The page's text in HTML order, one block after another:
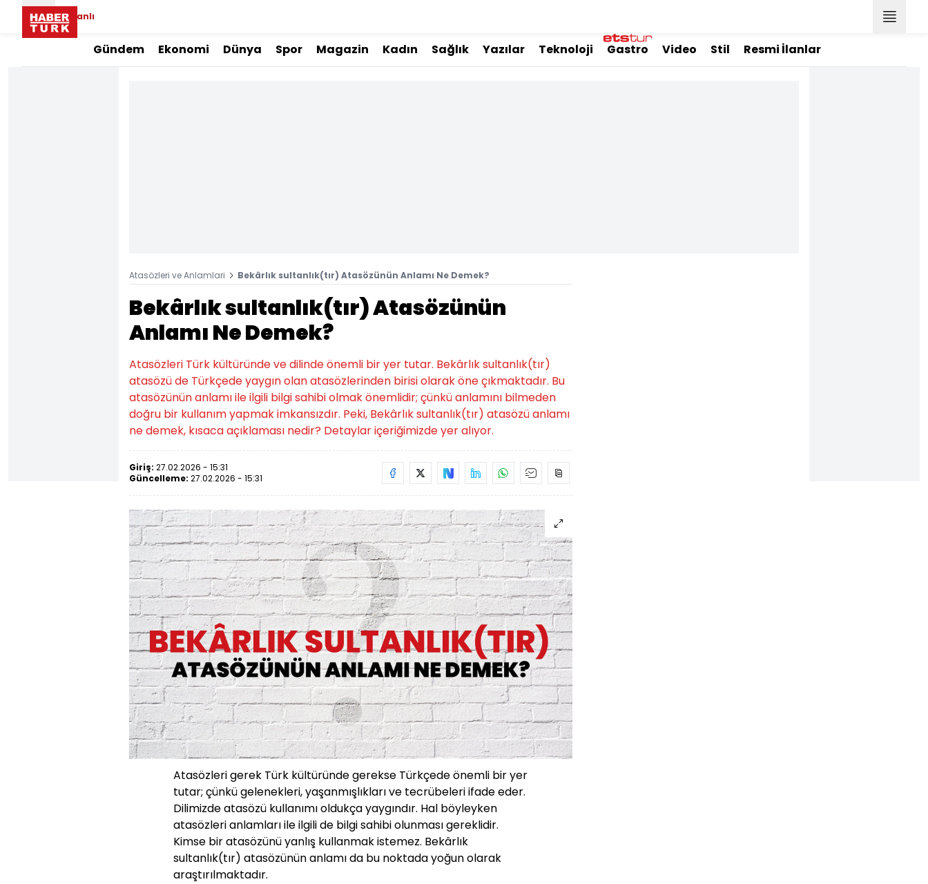
Canlı
Gündem Ekonomi Dünya Spor Magazin Kadın Sağlık Yazılar Teknoloji Gastro Video Stil Resmi İlanlar
Atasözleri ve Anlamlari Bekârlık sultanlık(tır) Atasözünün Anlamı Ne Demek?
Bekârlık sultanlık(tır) Atasözünün
Anlamı Ne Demek?
Atasözleri Türk kültüründe ve dilinde önemli bir yer tutar. Bekârlık sultanlık(tır)
atasözü de Türkçede yaygın olan atasözlerinden birisi olarak öne çıkmaktadır. Bu
atasözünün anlamı ile ilgili bilgi sahibi olmak önemlidir; çünkü anlamını bilmeden
doğru bir kullanım yapmak imkansızdır. Peki, Bekârlık sultanlık(tır) atasözü anlamı
ne demek, kısaca açıklaması nedir? Detaylar içeriğimizde yer alıyor.
Giriş: 27.02.2026 - 15:31
Güncelleme: 27.02.2026 - 15:31
Atasözleri gerek Türk kültüründe gerekse Türkçede önemli bir yer
tutar; çünkü gelenekleri, yaşanmışlıkları ve tecrübeleri ifade eder.
Dilimizde atasözü kullanımı oldukça yaygındır. Hal böyleyken
atasözleri anlamları ile ilgili de bilgi sahibi olunması gereklidir.
Kimse bir atasözünü yanlış kullanmak istemez. Bekârlık
sultanlık(tır) atasözünün anlamı da bu noktada yoğun olarak
araştırılmaktadır.